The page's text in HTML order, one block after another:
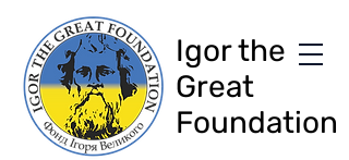
Igor the
Great
Foundation